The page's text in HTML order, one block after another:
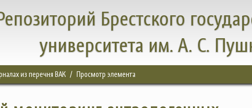
Брестского
университета им. А. С.
из перечня ВАК Просмотр элемента